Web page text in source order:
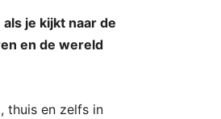
je kijkt naar de
en de wereld
thuis en zelfs in